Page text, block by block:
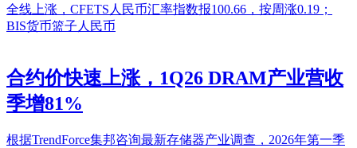
全线上涨，CFETS人民币汇率指数报100.66，按周涨0.19；
BIS货币篮子人民币
合约价快速上涨，1Q26 DRAM产业营收
季增81%
根据TrendForce集邦咨询最新存储器产业调查，2026年第一季